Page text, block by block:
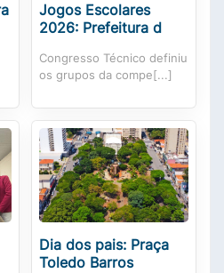
Jogos Escolares
2026: Prefeitura d
Congresso Técnico definiu
os grupos da compe[...]
Dia dos pais: Praça
Toledo Barros